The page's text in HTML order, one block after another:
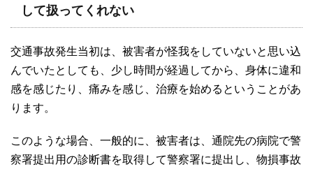
して扱ってくれない
交通事故発生当初は、被害者が怪我をしていないと思い込
んでいたとしても、少し時間が経過してから、身体に違和
感を感じたり、痛みを感じ、治療を始めるということがあ
ります。
このような場合、一般的に、被害者は、通院先の病院で警
察署提出用の診断書を取得して警察署に提出し、物損事故